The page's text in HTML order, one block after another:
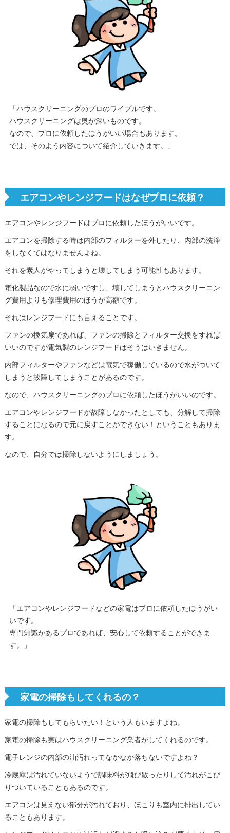
「ハウスクリーニングのプロのワイプルです。
ハウスクリーニングは奥が深いものです。
なので、プロに依頼したほうがいい場合もあります。
では、そのよう内容について紹介していきます。」
エアコンやレンジフードはなぜプロに依頼？
エアコンやレンジフードはプロに依頼したほうがいいです。
エアコンを掃除する時は内部のフィルターを外したり、内部の洗浄
をしなくてはなりませんよね。
それを素人がやってしまうと壊してしまう可能性もあります。
電化製品なので水に弱いですし、壊してしまうとハウスクリーニン
グ費用よりも修理費用のほうが高額です。
それはレンジフードにも言えることです。
ファンの換気扇であれば、ファンの掃除とフィルター交換をすれば
いいのですが電気製のレンジフードはそうはいきません。
内部フィルターやファンなどは電気で稼働しているので水がついて
しまうと故障してしまうことがあるのです。
なので、ハウスクリーニングのプロに依頼したほうがいいのです。
エアコンやレンジフードが故障しなかったとしても、分解して掃除
することになるので元に戻すことができない！ということもありま
す。
なので、自分では掃除しないようにしましょう。
「エアコンやレンジフードなどの家電はプロに依頼したほうがい
いです。
専門知識があるプロであれば、安心して依頼することができま
す。」
家電の掃除もしてくれるの？
家電の掃除もしてもらいたい！という人もいますよね。
家電の掃除も実はハウスクリーニング業者がしてくれるのです。
電子レンジの内部の油汚れってなかなか落ちないですよね？
冷蔵庫は汚れていないようで調味料が飛び散ったりして汚れがこび
りついていることもあるのです。
エアコンは見えない部分が汚れており、ほこりも室内に排出してい
ることもあります。